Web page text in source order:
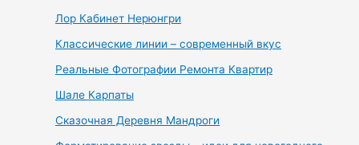
Лор Кабинет Нерюнгри
Классические линии – современный вкус
Реальные Фотографии Ремонта Квартир
Шале Карпаты
Сказочная Деревня Мандроги